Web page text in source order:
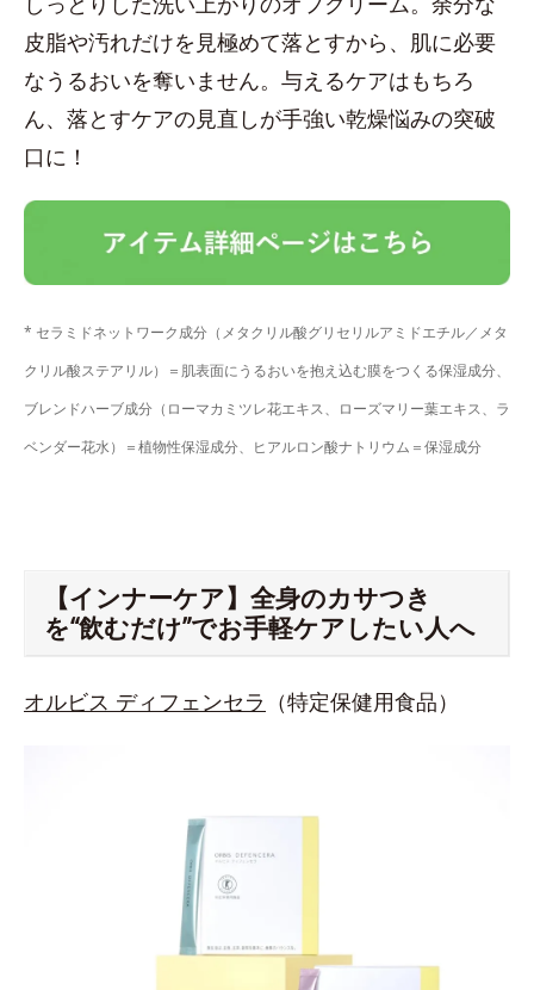
皮脂や汚れだけを見極めて落とすから、肌に必要
なうるおいを奪いません。与えるケアはもちろ
ん、落とすケアの見直しが手強い乾燥悩みの突破
口に！
* セラミドネットワーク成分（メタクリル酸グリセリルアミドエチル／メタ
クリル酸ステアリル）＝肌表面にうるおいを抱え込む膜をつくる保湿成分、
ブレンドハーブ成分（ローマカミツレ花エキス、ローズマリー葉エキス、ラ
ベンダー花水）＝植物性保湿成分、ヒアルロン酸ナトリウム＝保湿成分
【インナーケア】全身のカサつき
を“飲むだけ”でお手軽ケアしたい人へ
オルビス ディフェンセラ （特定保健用食品）